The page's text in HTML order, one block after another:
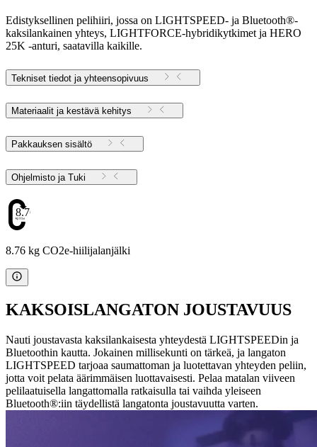
Edistyksellinen pelihiiri, jossa on LIGHTSPEED- ja Bluetooth®-
kaksilankainen yhteys, LIGHTFORCE-hybridikytkimet ja HERO
25K -anturi, saatavilla kaikille.
Tekniset tiedot ja yhteensopivuus
Materiaalit ja kestävä kehitys
Pakkauksen sisältö
Ohjelmisto ja Tuki
8.76
8.76 kg CO2e-hiilijalanjälki
KAKSOISLANGATON JOUSTAVUUS
Nauti joustavasta kaksilankaisesta yhteydestä LIGHTSPEEDin ja
Bluetoothin kautta. Jokainen millisekunti on tärkeä, ja langaton
LIGHTSPEED tarjoaa saumattoman ja luotettavan yhteyden peliin,
jotta voit pelata äärimmäisen luottavaisesti. Pelaa matalan viiveen
pelilaatuisella langattomalla ratkaisulla tai vaihda yleiseen
Bluetooth®:iin täydellistä langatonta joustavuutta varten.